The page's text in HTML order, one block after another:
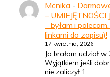
Monika -
–
– byłam i
linkami do zapisu)!
17 kwietnia, 2026
Ja brałam udział
Wyjątkiem jeśli
nie zaliczył 1…